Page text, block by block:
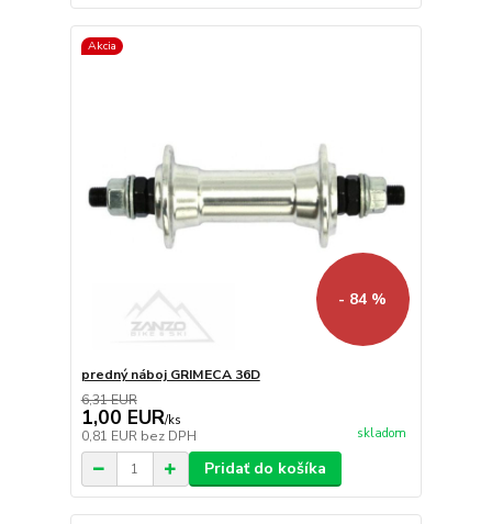
Akcia
- 84 %
predný náboj GRIMECA 36D
6,31 EUR
1,00 EUR/ks
0,81 EUR bez DPH skladom
Pridať do košíka